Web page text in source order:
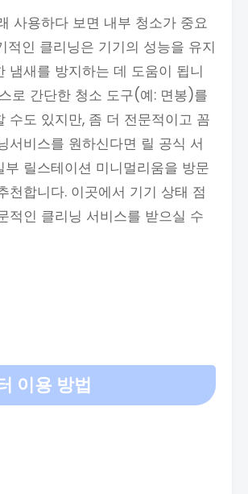
사용하다 보면 내부 청소가 중요
적인 클리닝은 기기의 성능을 유지
냄새를 방지하는 데 도움이 됩니
로 간단한 청소 도구(예: 면봉)를
수도 있지만, 좀 더 전문적이고 꼼
서비스를 원하신다면 릴 공식 서
부 릴스테이션 미니멀리움을 방문
천합니다. 이곳에서 기기 상태 점
적인 클리닝 서비스를 받으실 수
이용 방법